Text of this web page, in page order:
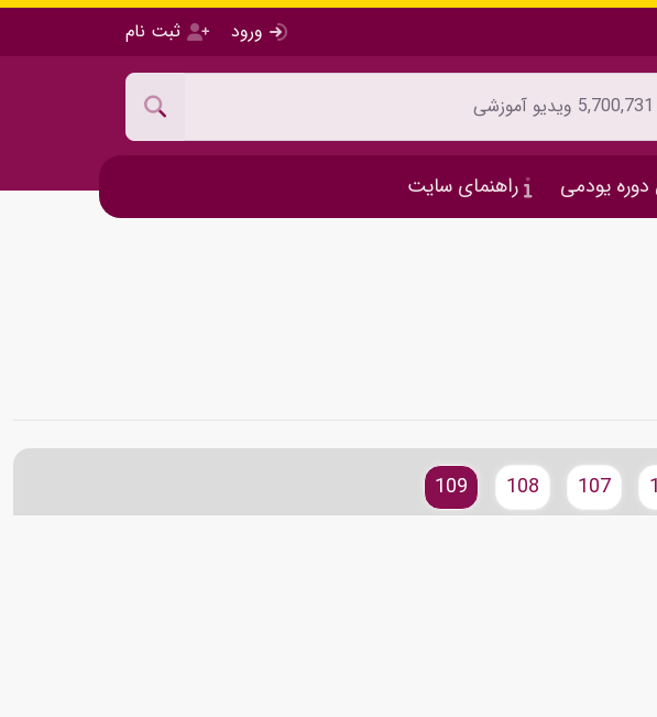
ورود ثبت نام
یودمی راهنمای سایت
107
108
109